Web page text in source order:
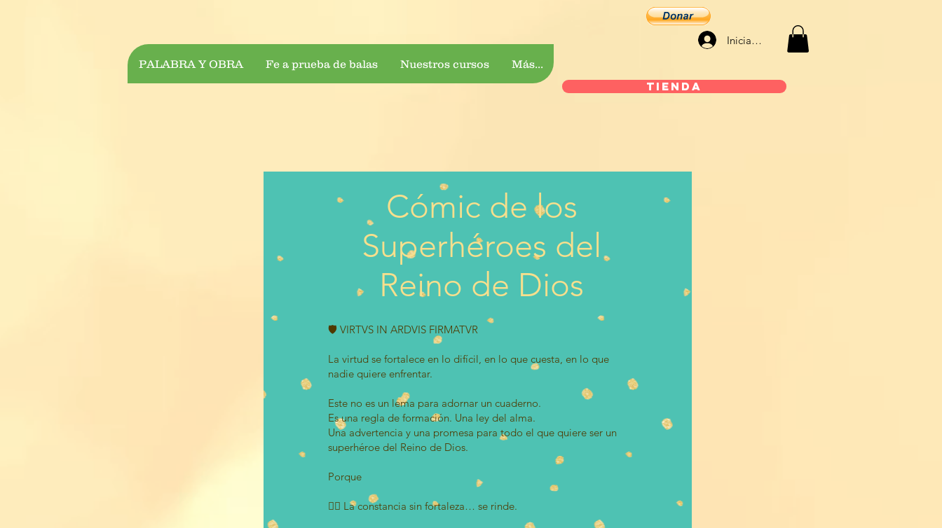
PALABRA Y OBRA Fe a prueba de balas Nuestros cursos Más...
Iniciar sesión
Tienda
Cómic de los
Superhéroes del
Reino de Dios
🛡️ VIRTVS IN ARDVIS FIRMATVR
La virtud se fortalece en lo difícil, en lo que cuesta, en lo que
nadie quiere enfrentar.
Este no es un lema para adornar un cuaderno.
Es una regla de formación. Una ley del alma.
Una advertencia y una promesa para todo el que quiere ser un
superhéroe del Reino de Dios.
Porque
✍🏼 La constancia sin fortaleza… se rinde.